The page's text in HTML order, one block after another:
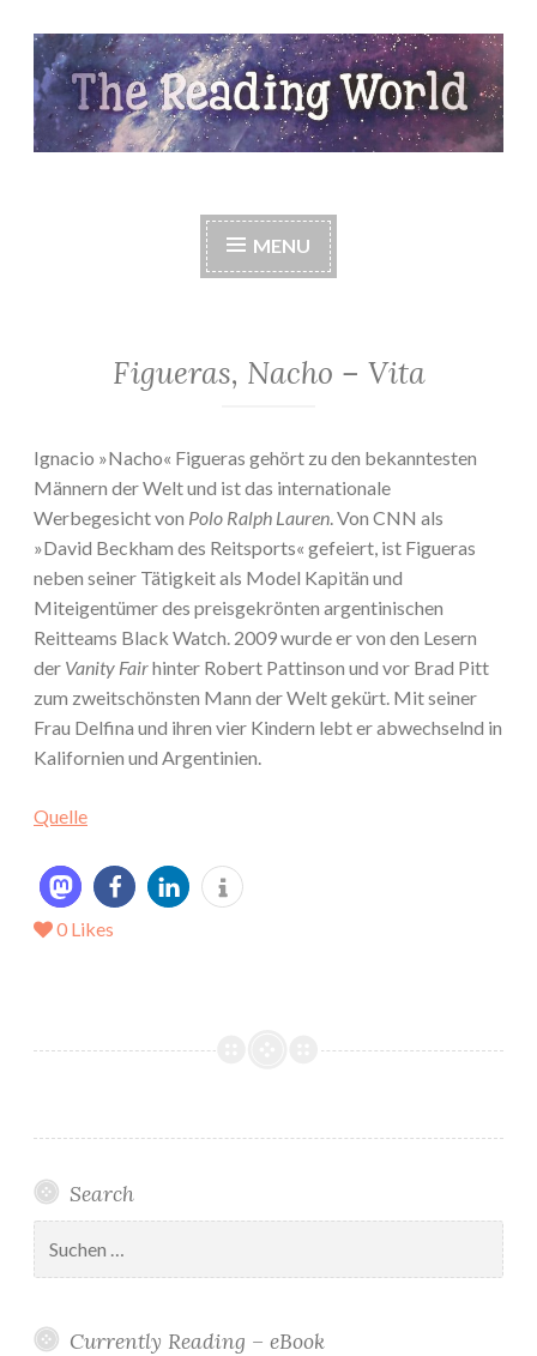
Skip
to
content
The Reading World
MENU
Figueras, Nacho – Vita
Ignacio »Nacho« Figueras gehört zu den bekanntesten
Männern der Welt und ist das internationale
Werbegesicht von Polo Ralph Lauren . Von CNN als
»David Beckham des Reitsports« gefeiert, ist Figueras
neben seiner Tätigkeit als Model Kapitän und
Miteigentümer des preisgekrönten argentinischen
Reitteams Black Watch. 2009 wurde er von den Lesern
der Vanity Fairhinter Robert Pattinson und vor Brad Pitt
zum zweitschönsten Mann der Welt gekürt. Mit seiner
Frau Delfina und ihren vier Kindern lebt er abwechselnd in
Kalifornien und Argentinien.
Quelle
0 Likes
Search
nach:
Currently Reading – eBook